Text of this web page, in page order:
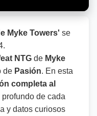
Myke Towers' se
.
NTG de Myke
de Pasión. En esta
completa al
de cada
y datos curiosos